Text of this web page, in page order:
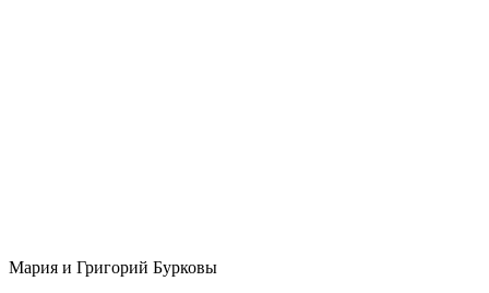
Мария и Григорий Бурковы